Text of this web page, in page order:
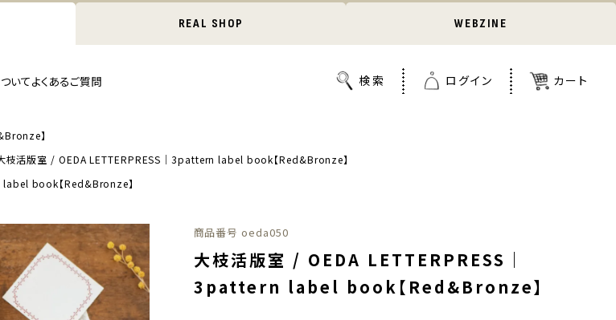
REAL SHOP WEBZINE
いてよくあるご質問
】
枝活版室 / OEDA LETTERPRESS｜3pattern label book【Red&Bronze】
book【Red&Bronze】
商品番号 oeda050
大枝活版室 / OEDA LETTERPRESS｜
3pattern label book【Red&Bronze】